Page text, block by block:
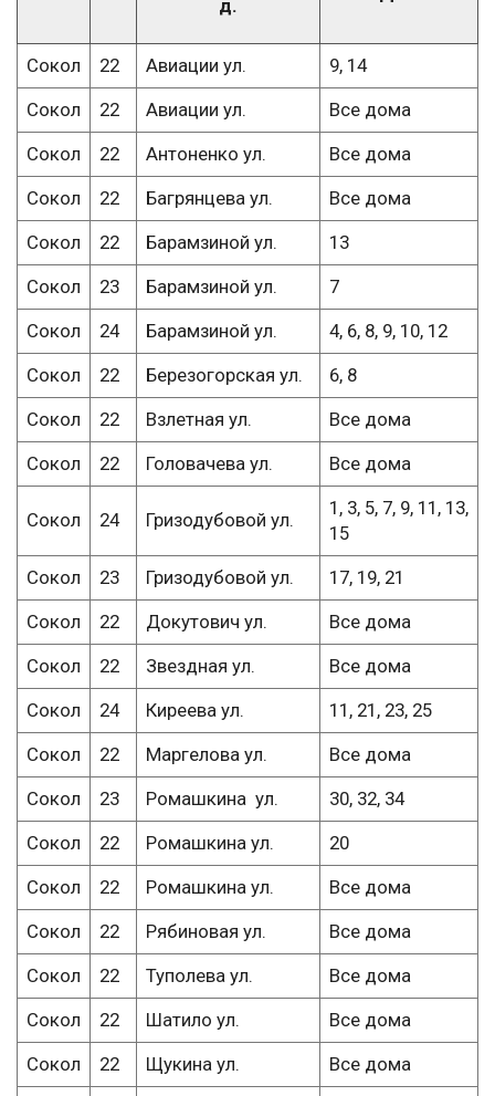
д.
Сокол 22 Авиации ул.
9, 14
Сокол
22 Авиации ул.
Все дома
Сокол
22 Антоненко ул.
Все дома
Сокол
22 Багрянцева ул.
Все дома
Сокол
22 Барамзиной ул.
13
Сокол
23 Барамзиной ул.
7
Сокол
24 Барамзиной ул.
4, 6, 8, 9, 10, 12
Сокол
22 Березогорская ул.
6, 8
Сокол
22 Взлетная ул.
Все дома
Сокол
22 Головачева ул. Все дома
Сокол 24 Гризодубовой ул.
1, 3, 5, 7, 9, 11, 13,
15
Сокол
23 Гризодубовой ул.
17, 19, 21
Сокол
22 Докутович ул.
Все дома
Сокол
22 Звездная ул.
Все дома
Сокол
24 Киреева ул.
11, 21, 23, 25
Сокол
22 Маргелова ул.
Все дома
Сокол
23 Ромашкина ул.
30, 32, 34
Сокол
22 Ромашкина ул.
20
Сокол
22 Ромашкина ул.
Все дома
Сокол
22 Рябиновая ул.
Все дома
Сокол
22 Туполева ул.
Все дома
Сокол
22 Шатило ул.
Все дома
Сокол
22 Щукина ул. Все дома